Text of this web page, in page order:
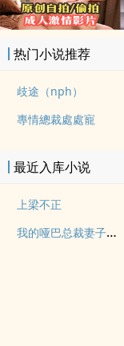
热门小说推荐
歧途（nph）
專情總裁處處寵
最近入库小说
上梁不正
我的哑巴总裁妻子（双A）